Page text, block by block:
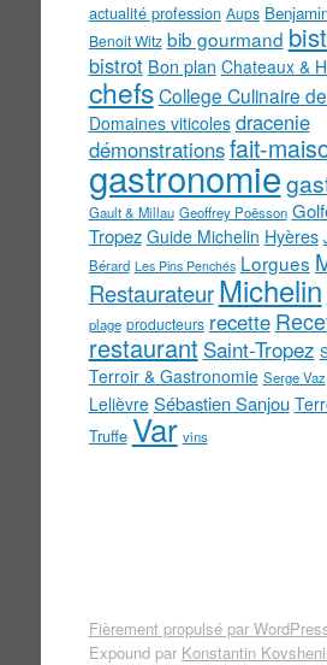
actualité profession Aups
Benoit Witz bib gourmand
bistrot Bon plan Chateaux &
chefs College Culinaire
Domaines viticoles dracenie
démonstrationsfait-
gastronomie
Gault & Millau Geoffrey Poësson
Tropez Guide Michelin Hyères
Bérard Les Pins Penchés Lorgues
Restaurateur Michelin
plage producteurs recette
restaurant Saint-Tropez
Terroir & Gastronomie Serge Vaz
Lelièvre Sébastien Sanjou
Truffe Var vins
Fièrement propulsé par
Expound par Konstantin